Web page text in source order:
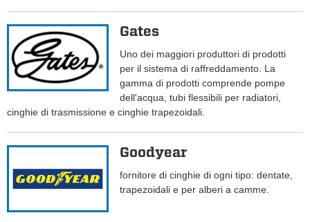
Gates
Uno dei maggiori produttori di prodotti
per il sistema di raffreddamento. La
gamma di prodotti comprende pompe
dell'acqua, tubi flessibili per radiatori,
cinghie di trasmissione e cinghie trapezoidali.
Goodyear
fornitore di cinghie di ogni tipo: dentate,
trapezoidali e per alberi a camme.